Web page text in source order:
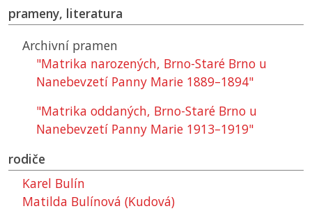
prameny, literatura
Archivní pramen
"Matrika narozených, Brno-Staré Brno u
Nanebevzetí Panny Marie 1889–1894"
"Matrika oddaných, Brno-Staré Brno u
Nanebevzetí Panny Marie 1913–1919"
rodiče
Karel Bulín
Matilda Bulínová (Kudová)